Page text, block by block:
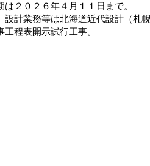
は２０２６年４月１１日まで。
設計業務等は北海道近代設計（札
工程表開示試行工事。